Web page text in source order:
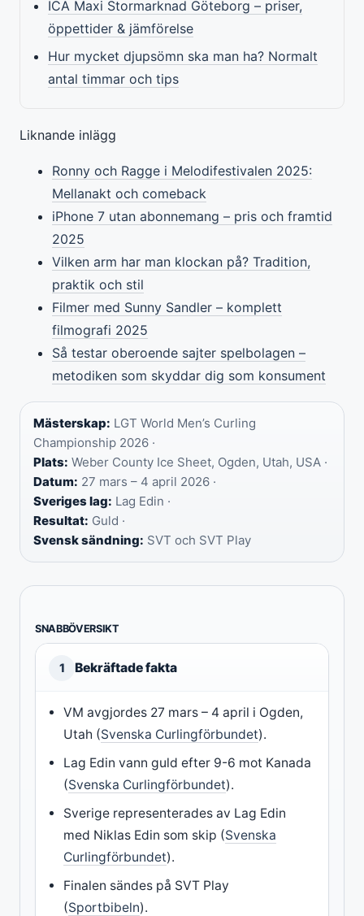
ICA Maxi Stormarknad Göteborg – priser,
öppettider & jämförelse
Hur mycket djupsömn ska man ha? Normalt
antal timmar och tips
Liknande inlägg
Ronny och Ragge i Melodifestivalen 2025:
Mellanakt och comeback
iPhone 7 utan abonnemang – pris och framtid
2025
Vilken arm har man klockan på? Tradition,
praktik och stil
Filmer med Sunny Sandler – komplett
filmografi 2025
Så testar oberoende sajter spelbolagen –
metodiken som skyddar dig som konsument
Mästerskap: LGT World Men’s Curling
Championship 2026 ·
Plats: Weber County Ice Sheet, Ogden, Utah, USA ·
Datum: 27 mars – 4 april 2026 ·
Sveriges lag: Lag Edin ·
Resultat: Guld ·
Svensk sändning: SVT och SVT Play
SNABBÖVERSIKT
1 Bekräftade fakta
VM avgjordes 27 mars – 4 april i Ogden,
Utah (Svenska Curlingförbundet).
Lag Edin vann guld efter 9-6 mot Kanada
(Svenska Curlingförbundet).
Sverige representerades av Lag Edin
med Niklas Edin som skip (Svenska
Curlingförbundet).
Finalen sändes på SVT Play
(Sportbibeln).